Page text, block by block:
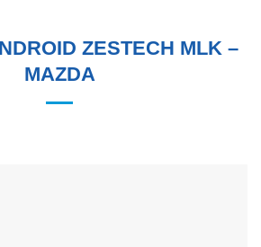
ZESTECH MLK –
MAZDA